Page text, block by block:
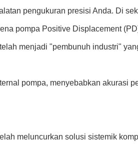
pengukuran presisi Anda. Di
pompa Positive Displacement
menjadi "pembunuh industri"
pompa, menyebabkan akurasi
meluncurkan solusi sistemik